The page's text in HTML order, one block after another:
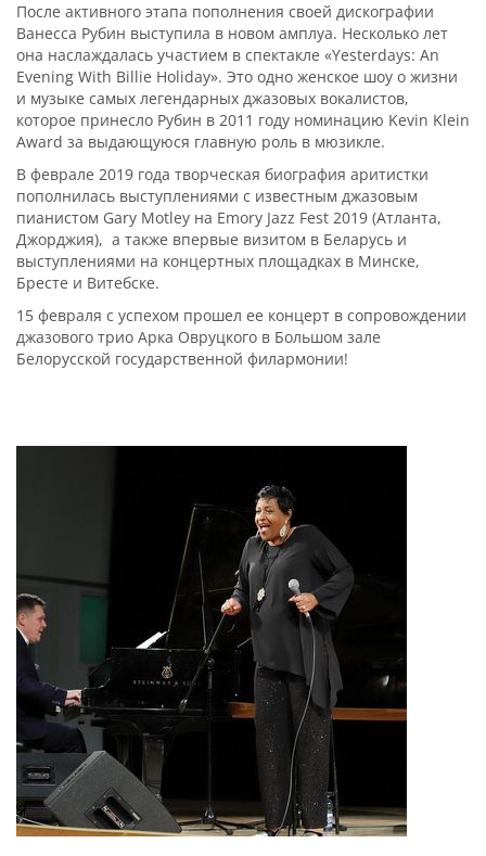
После активного этапа пополнения своей дискографии
Ванесса Рубин выступила в новом амплуа. Несколько лет
она наслаждалась участием в спектакле «Yesterdays: An
Evening With Billie Holiday». Это одно женское шоу о жизни
и музыке самых легендарных джазовых вокалистов,
которое принесло Рубин в 2011 году номинацию Kevin Klein
Award за выдающуюся главную роль в мюзикле.
В феврале 2019 года творческая биография аритистки
пополнилась выступлениями с известным джазовым
пианистом Gary Motley на Emory Jazz Fest 2019 (Атланта,
Джорджия), а также впервые визитом в Беларусь и
выступлениями на концертных площадках в Минске,
Бресте и Витебске.
15 февраля с успехом прошел ее концерт в сопровождении
джазового трио Арка Овруцкого в Большом зале
Белорусской государственной филармонии!